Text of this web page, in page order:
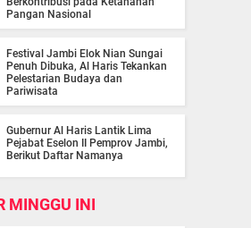
Pangan Nasional
Festival Jambi Elok Nian Sungai
Penuh Dibuka, Al Haris Tekankan
Pelestarian Budaya dan
Pariwisata
Gubernur Al Haris Lantik Lima
Pejabat Eselon II Pemprov Jambi,
Berikut Daftar Namanya
MINGGU INI